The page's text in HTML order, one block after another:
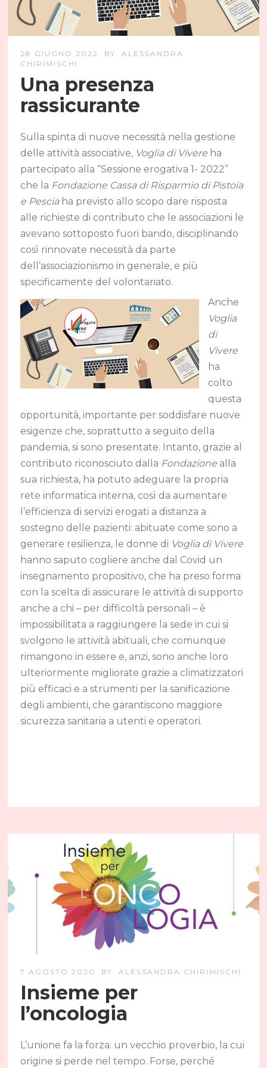
28 GIUGNO 2022 BY
ALESSANDRA
CHIRIMISCHI
Una presenza
rassicurante
Sulla spinta di nuove necessità nella gestione
delle attività associative, Voglia di Vivere ha
partecipato alla “Sessione erogativa 1- 2022”
che la Fondazione Cassa di Risparmio di Pistoia
e Pesciaha previsto allo scopo dare risposta
alle richieste di contributo che le associazioni le
avevano sottoposto fuori bando, disciplinando
così rinnovate necessità da parte
dell’associazionismo in generale, e più
specificamente del volontariato.
Anche
Voglia
di
Vivere
ha
colto
questa
opportunità, importante per soddisfare nuove
esigenze che, soprattutto a seguito della
pandemia, si sono presentate. Intanto, grazie al
contributo riconosciuto dalla Fondazione alla
sua richiesta, ha potuto adeguare la propria
rete informatica interna, così da aumentare
l’efficienza di servizi erogati a distanza a
sostegno delle pazienti: abituate come sono a
generare resilienza, le donne di Voglia di Vivere
hanno saputo cogliere anche dal Covid un
insegnamento propositivo, che ha preso forma
con la scelta di assicurare le attività di supporto
anche a chi – per difficoltà personali – è
impossibilitata a raggiungere la sede in cui si
svolgono le attività abituali, che comunque
rimangono in essere e, anzi, sono anche loro
ulteriormente migliorate grazie a climatizzatori
più efficaci e a strumenti per la sanificazione
degli ambienti, che garantiscono maggiore
sicurezza sanitaria a utenti e operatori.
7 AGOSTO 2020 BY ALESSANDRA CHIRIMISCHI
Insieme per
l’oncologia
L’unione fa la forza: un vecchio proverbio, la cui
origine si perde nel tempo. Forse, perché